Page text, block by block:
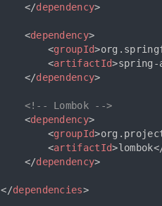
</dependency>
<dependency>
<groupId>
<artifactId>spring-
</dependency>
<!-- Lombok -->
<dependency>
<groupId>
<artifactId>lombok
</dependency>
</dependencies>